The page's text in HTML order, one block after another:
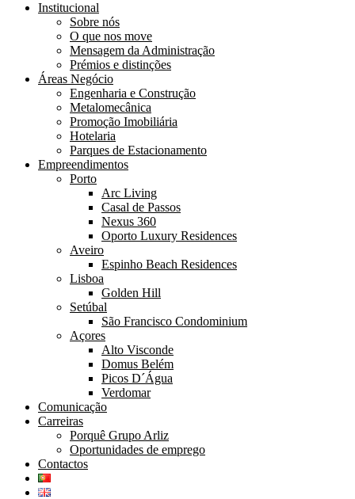
Institucional
Sobre nós
O que nos move
Mensagem da Administração
Prémios e distinções
Áreas Negócio
Engenharia e Construção
Metalomecânica
Promoção Imobiliária
Hotelaria
Parques de Estacionamento
Empreendimentos
Porto
Arc Living
Casal de Passos
Nexus 360
Oporto Luxury Residences
Aveiro
Espinho Beach Residences
Lisboa
Golden Hill
Setúbal
São Francisco Condominium
Açores
Alto Visconde
Domus Belém
Picos D´Água
Verdomar
Comunicação
Carreiras
Porquê Grupo Arliz
Oportunidades de emprego
Contactos